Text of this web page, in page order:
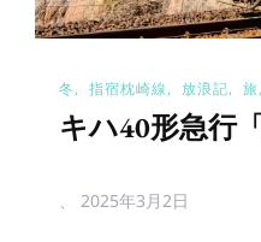
冬 指宿枕崎線 放浪記 旅
キハ40形急行
2025年3月2日